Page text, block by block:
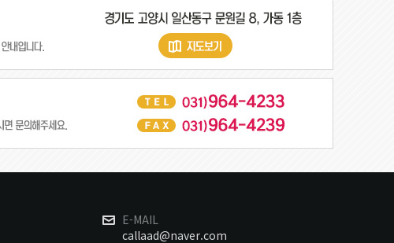
E-MAIL
callaad@naver.com